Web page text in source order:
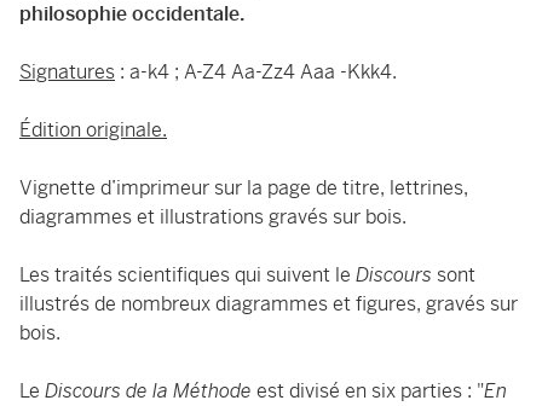
philosophie occidentale.
Signatures : a-k4 ; A-Z4 Aa-Zz4 Aaa -Kkk4.
Édition originale.
Vignette d’imprimeur sur la page de titre, lettrines,
diagrammes et illustrations gravés sur bois.
Les traités scientifiques qui suivent le Discours sont
illustrés de nombreux diagrammes et figures, gravés sur
bois.
Le Discours de la Méthode est divisé en six parties : "En